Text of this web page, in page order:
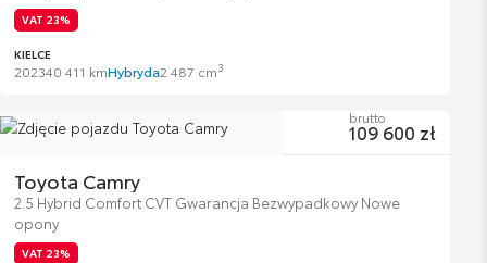
VAT 23%
KIELCE
202340 411 kmHybryda2 487 cm3
Toyota Camry
2.5 Hybrid Comfort CVT Gwarancja Bezwypadkowy Nowe
opony
VAT 23%
brutto
109 600 zł